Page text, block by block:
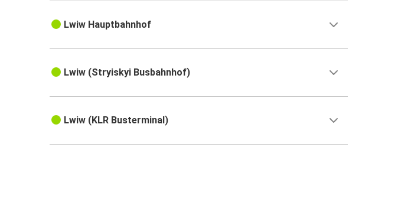
Lwiw Hauptbahnhof
Lwiw (Stryiskyi Busbahnhof)
Lwiw (KLR Busterminal)